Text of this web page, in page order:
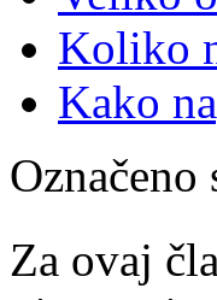
Koliko
Kako
Označeno
Za ovaj